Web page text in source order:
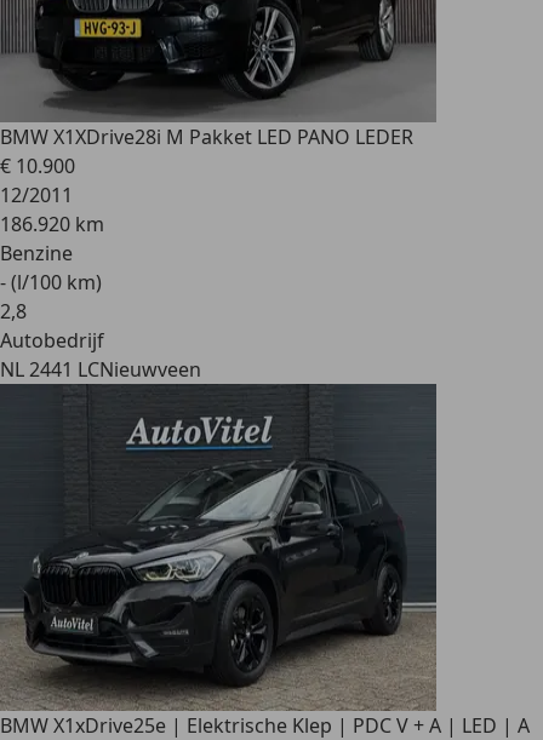
BMW X1XDrive28i M Pakket LED PANO LEDER
€ 10.900
12/2011
186.920 km
Benzine
- (l/100 km)
2,8
Autobedrijf
NL 2441 LCNieuwveen
BMW X1xDrive25e | Elektrische Klep | PDC V + A | LED | A